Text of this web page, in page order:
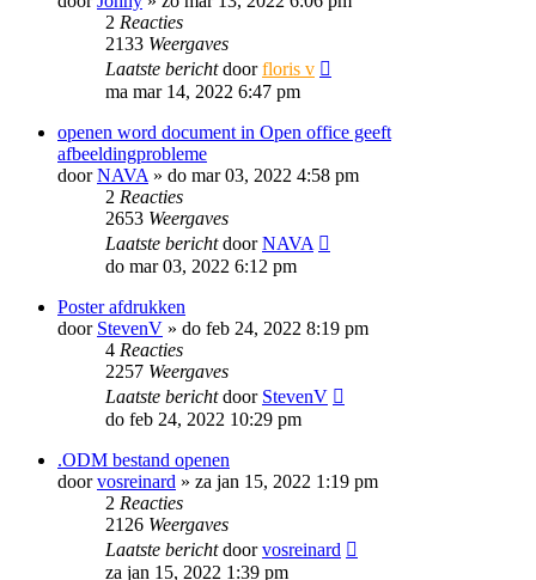
2 Reacties
2133 Weergaves
Laatste berichtdoorfloris v
ma mar 14, 2022 6:47 pm
openen word document in Open office geeft
afbeeldingprobleme
doorNAVA » do mar 03, 2022 4:58 pm
2 Reacties
2653 Weergaves
Laatste berichtdoorNAVA
do mar 03, 2022 6:12 pm
Poster afdrukken
door StevenV » do feb 24, 2022 8:19 pm
4 Reacties
2257 Weergaves
Laatste berichtdoor StevenV
do feb 24, 2022 10:29 pm
.ODM bestand openen
doorvosreinard » za jan 15, 2022 1:19 pm
2 Reacties
2126 Weergaves
Laatste berichtdoorvosreinard
za jan 15, 2022 1:39 pm